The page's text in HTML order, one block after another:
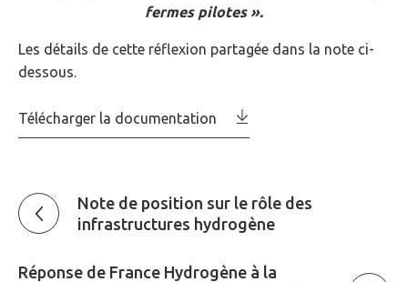
fermes pilotes ».
Les détails de cette réflexion partagée dans la note ci-
dessous.
Télécharger la documentation
Note de position sur le rôle des
infrastructures hydrogène
Réponse de France Hydrogène à la